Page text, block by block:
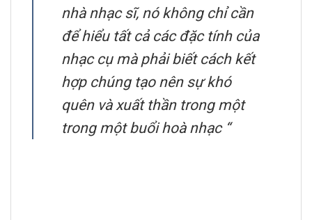
nhà nhạc sĩ, nó không chỉ cần
để hiểu tất cả các đặc tính của
nhạc cụ mà phải biết cách kết
hợp chúng tạo nên sự khó
quên và xuất thần trong một
trong một buổi hoà nhạc “